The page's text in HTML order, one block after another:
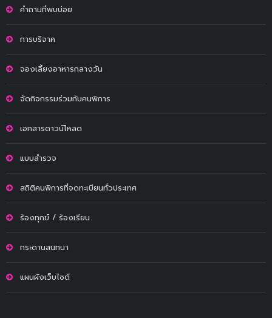
คำถามที่พบบ่อย
การบริจาค
จองเลี้ยงอาหารกลางวัน
จัดกิจกรรมร่วมกับคนพิการ
เอกสารดาวน์โหลด
แบบสำรวจ
สถิติคนพิการที่จดทะเบียนทั่วประเทศ
ร้องทุกข์ / ร้องเรียน
กระดานสนทนา
แผนผังเว็บไซต์